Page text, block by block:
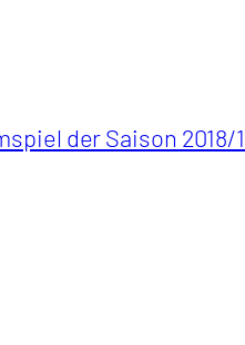
der Saison 2018/